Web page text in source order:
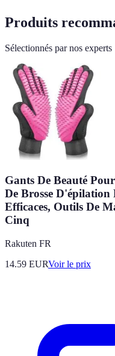
Produits
Sélectionnés par nos experts
Gants De Beauté
De Brosse
Efficaces, Outils De
Cinq
Rakuten FR
14.59 EURVoir le prix